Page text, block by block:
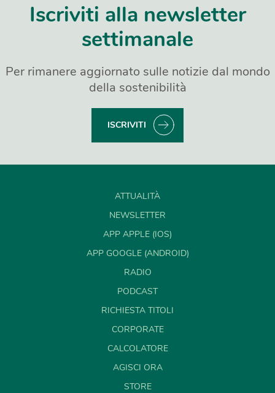
Iscriviti alla newsletter
settimanale
Per rimanere aggiornato sulle notizie dal mondo
della sostenibilità
ISCRIVITI
ATTUALITÀ
NEWSLETTER
APP APPLE (IOS)
APP GOOGLE (ANDROID)
RADIO
PODCAST
RICHIESTA TITOLI
CORPORATE
CALCOLATORE
AGISCI ORA
STORE